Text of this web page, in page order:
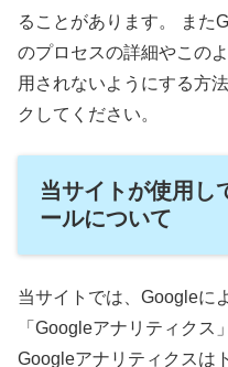
ることがあります。 また
のプロセスの詳細やこの
用されないようにする方
クしてください。
当サイトが使用し
ールについて
当サイトでは、Googleに
「Googleアナリティクス
Googleアナリティクスは